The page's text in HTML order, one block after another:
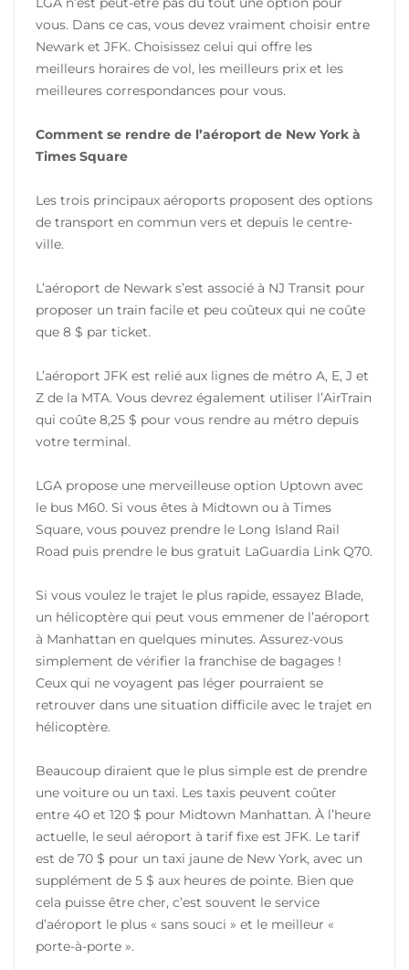
vous. Dans ce cas, vous devez vraiment choisir entre
Newark et JFK. Choisissez celui qui offre les
meilleurs horaires de vol, les meilleurs prix et les
meilleures correspondances pour vous.
Comment se rendre de l’aéroport de New York à
Times Square
Les trois principaux aéroports proposent des options
de transport en commun vers et depuis le centre-
ville.
L’aéroport de Newark s’est associé à NJ Transit pour
proposer un train facile et peu coûteux qui ne coûte
que 8 $ par ticket.
L’aéroport JFK est relié aux lignes de métro A, E, J et
Z de la MTA. Vous devrez également utiliser l’AirTrain
qui coûte 8,25 $ pour vous rendre au métro depuis
votre terminal.
LGA propose une merveilleuse option Uptown avec
le bus M60. Si vous êtes à Midtown ou à Times
Square, vous pouvez prendre le Long Island Rail
Road puis prendre le bus gratuit LaGuardia Link Q70.
Si vous voulez le trajet le plus rapide, essayez Blade,
un hélicoptère qui peut vous emmener de l’aéroport
à Manhattan en quelques minutes. Assurez-vous
simplement de vérifier la franchise de bagages !
Ceux qui ne voyagent pas léger pourraient se
retrouver dans une situation difficile avec le trajet en
hélicoptère.
Beaucoup diraient que le plus simple est de prendre
une voiture ou un taxi. Les taxis peuvent coûter
entre 40 et 120 $ pour Midtown Manhattan. À l’heure
actuelle, le seul aéroport à tarif fixe est JFK. Le tarif
est de 70 $ pour un taxi jaune de New York, avec un
supplément de 5 $ aux heures de pointe. Bien que
cela puisse être cher, c’est souvent le service
d’aéroport le plus « sans souci » et le meilleur «
porte-à-porte ».